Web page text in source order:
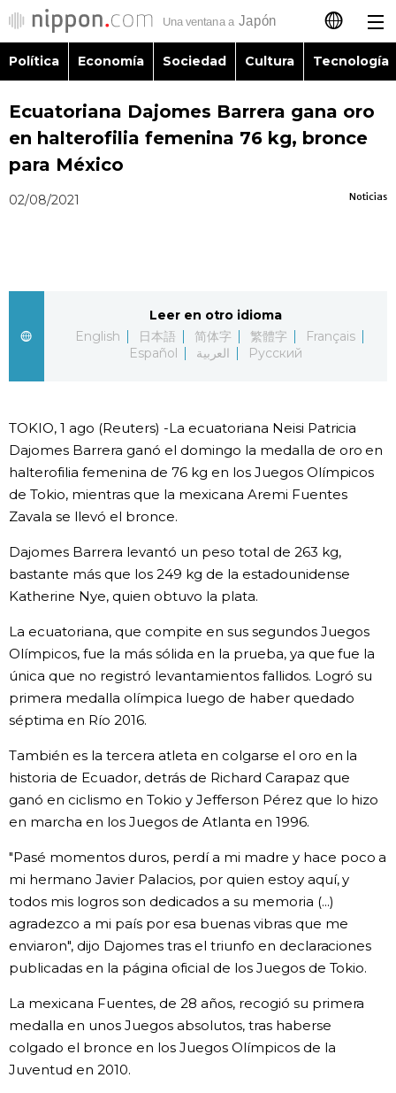
日本語
English
Русский
Política
Vida
Guía de Japón
Vídeos e imágenes
En profundidad
Noticias
Datos de Japón
Fragmentos de Japón
Gente
Blog
Tokio
Avisos
official SNS
Política Economía Sociedad Cultura Tecnología
Ecuatoriana Dajomes Barrera gana oro
en halterofilia femenina 76 kg, bronce
para México
Noticias
02/08/2021
Leer en otro idioma
English
日本語 简体字 繁體字
Français
Español
العربية Русский
TOKIO, 1 ago (Reuters) -La ecuatoriana Neisi Patricia
Dajomes Barrera ganó el domingo la medalla de oro en
halterofilia femenina de 76 kg en los Juegos Olímpicos
de Tokio, mientras que la mexicana Aremi Fuentes
Zavala se llevó el bronce.
Dajomes Barrera levantó un peso total de 263 kg,
bastante más que los 249 kg de la estadounidense
Katherine Nye, quien obtuvo la plata.
La ecuatoriana, que compite en sus segundos Juegos
Olímpicos, fue la más sólida en la prueba, ya que fue la
única que no registró levantamientos fallidos. Logró su
primera medalla olímpica luego de haber quedado
séptima en Río 2016.
También es la tercera atleta en colgarse el oro en la
historia de Ecuador, detrás de Richard Carapaz que
ganó en ciclismo en Tokio y Jefferson Pérez que lo hizo
en marcha en los Juegos de Atlanta en 1996.
"Pasé momentos duros, perdí a mi madre y hace poco a
mi hermano Javier Palacios, por quien estoy aquí, y
todos mis logros son dedicados a su memoria (...)
agradezco a mi país por esa buenas vibras que me
enviaron", dijo Dajomes tras el triunfo en declaraciones
publicadas en la página oficial de los Juegos de Tokio.
La mexicana Fuentes, de 28 años, recogió su primera
medalla en unos Juegos absolutos, tras haberse
colgado el bronce en los Juegos Olímpicos de la
Juventud en 2010.